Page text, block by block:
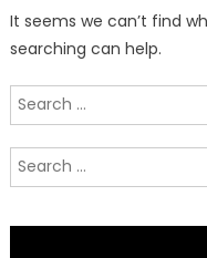
It seems we can’t find
searching can help.
Search
for:
Search
for: